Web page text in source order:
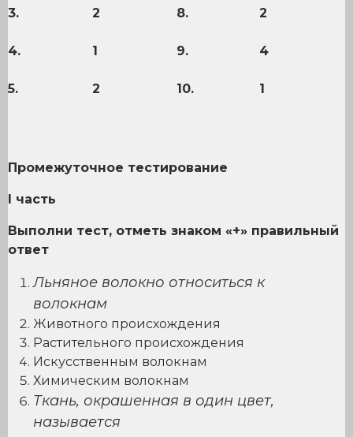
3. 2 8. 2
4. 1 9. 4
5. 2 10. 1
Промежуточное тестирование
часть
Выполни тест, отметь знаком «+» правильный
ответ
Льняное волокно относиться к
волокнам
Животного происхождения
Растительного происхождения
Искусственным волокнам
Химическим волокнам
Ткань, окрашенная в один цвет,
называется